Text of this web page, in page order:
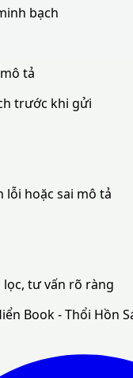
bạch
tả
trước khi gửi
lỗi hoặc sai mô tả
lọc, tư vấn rõ ràng
Book - Thổi Hồn